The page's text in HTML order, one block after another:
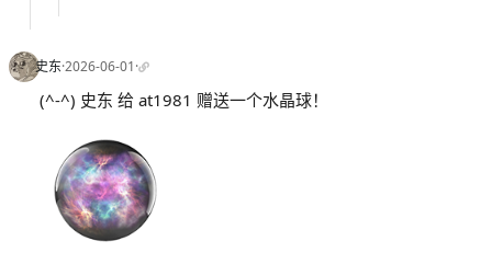
史东·2026-06-01·
(^-^) 史东 给 at1981 赠送一个水晶球！